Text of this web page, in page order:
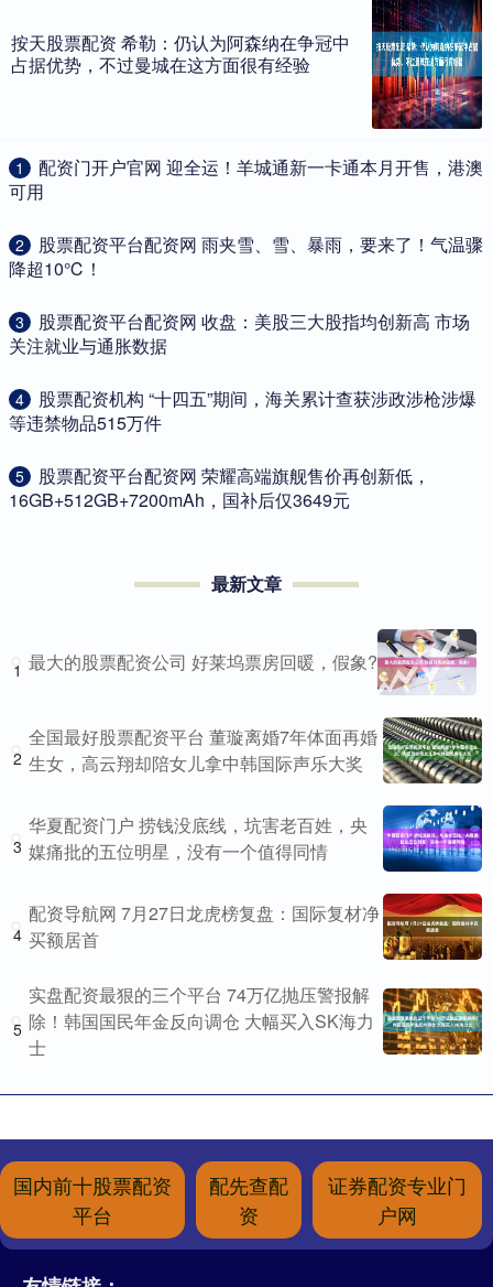
按天股票配资 希勒：仍认为阿森纳在争冠中
占据优势，不过曼城在这方面很有经验
1
​配资门开户官网 迎全运！羊城通新一卡通本月开售，港澳
可用
2
​股票配资平台配资网 雨夹雪、雪、暴雨，要来了！气温骤
降超10℃！
3
​股票配资平台配资网 收盘：美股三大股指均创新高 市场
关注就业与通胀数据
4
​股票配资机构 “十四五”期间，海关累计查获涉政涉枪涉爆
等违禁物品515万件
5
​股票配资平台配资网 荣耀高端旗舰售价再创新低，
16GB+512GB+7200mAh，国补后仅3649元
最新文章
1 最大的股票配资公司 好莱坞票房回暖，假象?
2
全国最好股票配资平台 董璇离婚7年体面再婚
生女，高云翔却陪女儿拿中韩国际声乐大奖
3
华夏配资门户 捞钱没底线，坑害老百姓，央
媒痛批的五位明星，没有一个值得同情
4
配资导航网 7月27日龙虎榜复盘：国际复材净
买额居首
5
实盘配资最狠的三个平台 74万亿抛压警报解
除！韩国国民年金反向调仓 大幅买入SK海力
士
国内前十股票配资
平台
配先查配
资
证券配资专业门
户网